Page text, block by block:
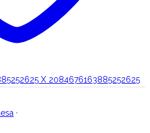
X 2084676163885252625
·